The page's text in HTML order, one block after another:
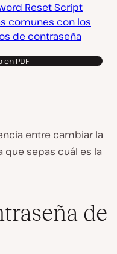
Reset Script
comunes con los
de contraseña
PDF
entre cambiar la
que sepas cuál es la
de